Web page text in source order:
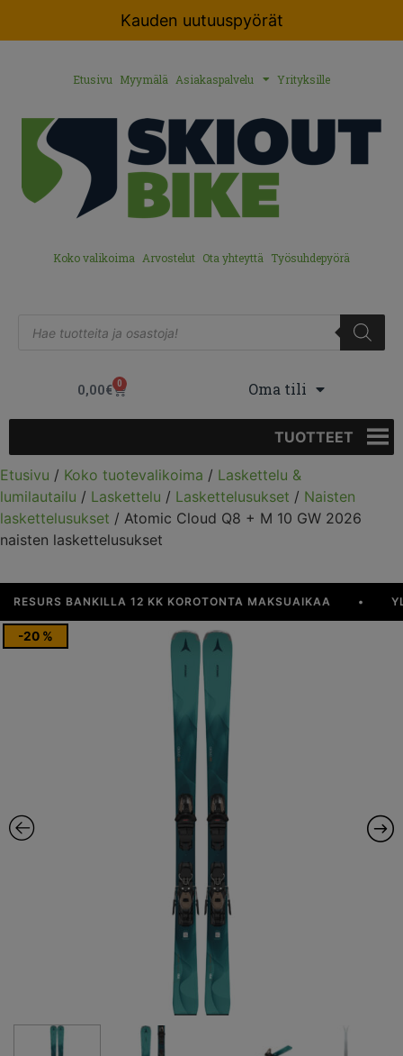
Kauden uutuuspyörät
Etusivu Myymälä Asiakaspalvelu Yrityksille
Koko valikoima Arvostelut Ota yhteyttä Työsuhdepyörä
0,00€ 0 Oma tili
TUOTTEET
Etusivu / Koko tuotevalikoima / Laskettelu &
lumilautailu / Laskettelu / Laskettelusukset / Naisten
laskettelusukset / Atomic Cloud Q8 + M 10 GW 2026
naisten laskettelusukset
BANKILLA 12 KK KOROTONTA MAKSUAIKAA YLI
-20 %